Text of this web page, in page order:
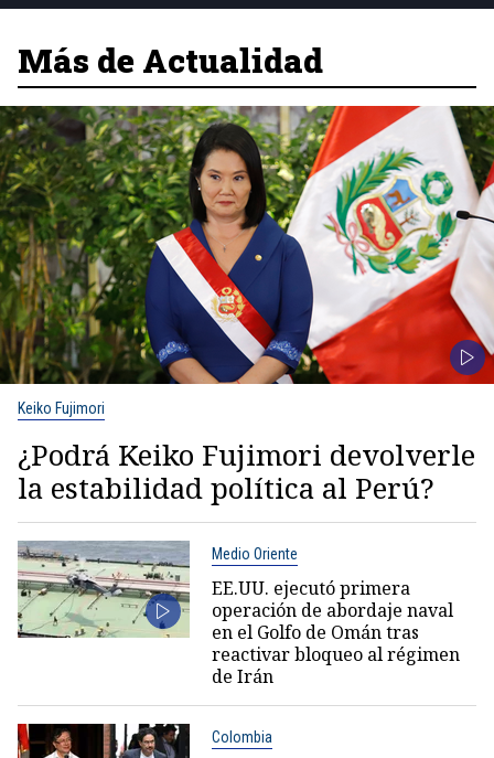
Más de Actualidad
Keiko Fujimori
¿Podrá Keiko Fujimori devolverle
la estabilidad política al Perú?
Medio Oriente
EE.UU. ejecutó primera
operación de abordaje naval
en el Golfo de Omán tras
reactivar bloqueo al régimen
de Irán
Colombia